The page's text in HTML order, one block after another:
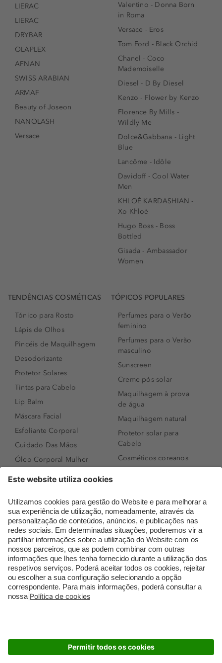
LIERAC
LIERAC
DRYBAR
OLAPLEX
AFNAN
SWISS ARABIAN
ARMAF
Beauty of Joseon
NANOLASH
Versace
Valentino - Donna Born
in Roma
Versace - Eros
Tom Ford - Black Orchid
Chanel - Coco
Mademoiselle
Diesel - D By Diesel
Kenzo - Flower by Kenzo
Florence By Mills -
Wildly Me
Dolce&Gabbana - Light
Blue
Lancôme - Idôle
Davidoff - Cool Water
Men
KHLOÉ KARDASHIAN -
Xo Khloè
Hugo Boss - Boss
Bottled
Gisada - Ambassador
Women
TENDÊNCIAS COSMÉTICAS
Tónico para Rosto
Lápis de Olhos
Pincéis de Maquilhagem
Desodorizante
Protetor Solares
Tintas para Cabelo
Lip Balm
Máscara Facial
Esfoliante Corporal
Cuidado Das Mãos
Óleo Corporal Mulher
Sérum de Rosto
Body mist & Spray
corporal
Produtos para Cabelo
Homem
Espuma de Limpeza
Facial
Dermocosmética
TÓPICOS POPULARES
Perfumes para o Verão
feminino
Perfumes para o Verão
masculino
Sunscreen
Creme pós-solar
Maquilhagem à prova
de água
Maquilhagem natural
Protetor solar para
Cabelo
Cosméticos coreanos
Perfumes árabes
Novidades
Melhores Perfumes
Femininos
TOP 10: Perfumes
Masculinos
Pestanas Postiças
Creme Rosto Homem
Embalagens Sustentáveis